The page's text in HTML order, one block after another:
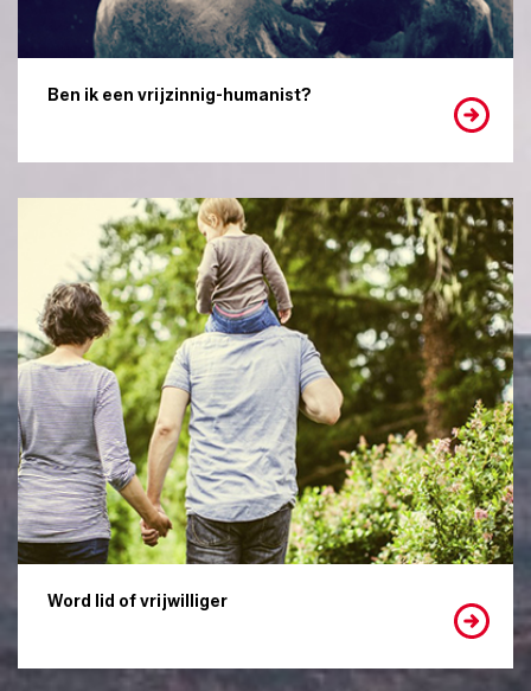
Ben ik een vrijzinnig-humanist?
Word lid of vrijwilliger